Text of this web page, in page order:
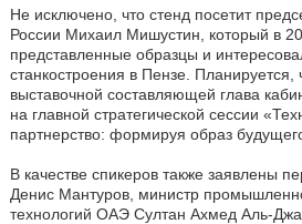
Не исключено, что стенд посетит
России Михаил Мишустин, который в
представленные образцы и
станкостроения в Пензе. Планируется,
выставочной составляющей глава
на главной стратегической сессии
партнерство: формируя образ
В качестве спикеров также заявлены
Денис Мантуров, министр
технологий ОАЭ Султан Ахмед Аль-